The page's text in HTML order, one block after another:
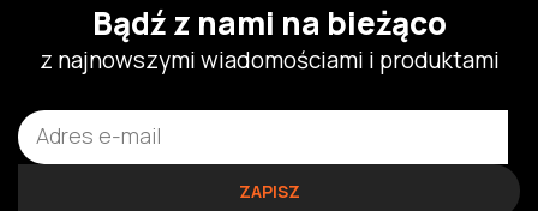
Bądź z nami na bieżąco
z najnowszymi wiadomościami i produktami